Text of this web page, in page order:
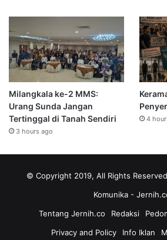
Milangkala ke-2 MMS:
Urang Sunda Jangan
Tertinggal di Tanah Sendiri
3 hours ago
4
© Copyright 2019, All Rights
Komunika -
Tentang Jernih.co
Redaksi
Privacy and Policy
Info Iklan